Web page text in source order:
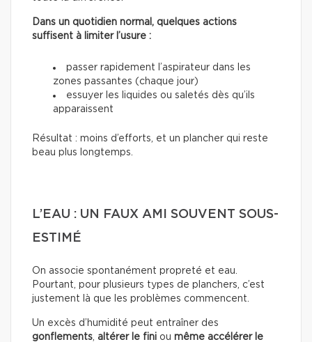
Dans un quotidien normal, quelques actions
suffisent à limiter l’usure :
passer rapidement l’aspirateur dans les
zones passantes (chaque jour)
essuyer les liquides ou saletés dès qu’ils
apparaissent
Résultat : moins d’efforts, et un plancher qui reste
beau plus longtemps.
L’EAU : UN FAUX AMI SOUVENT SOUS-
ESTIMÉ
On associe spontanément propreté et eau.
Pourtant, pour plusieurs types de planchers, c’est
justement là que les problèmes commencent.
Un excès d’humidité peut entraîner des
gonflements altérer le fini ou même accélérer le